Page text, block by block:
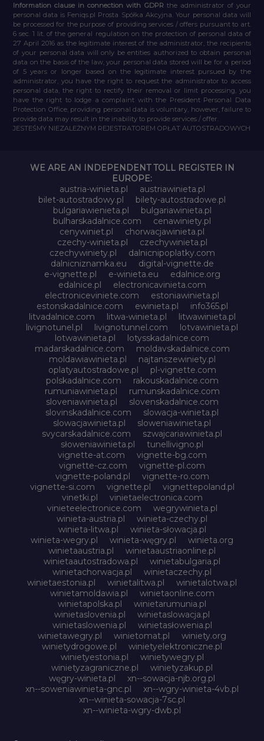
Information clause in connection with GDPR the administrator of your
personal data is Feniqs.pl Prosta Spółka Akcyjna. Your personal data will
be processed for the purpose of providing services / offers pursuant to art.
6 sec. 1 lit. of the general regulation on the protection of personal data of
27 April 2016 as the legitimate interest of the administrator, the recipients
of your personal data will only be entities authorized to obtain personal
data on the basis of the law, your personal data stored will be for a period
of 5 years or longer based on the legitimate interest pursued by the
administrator, you have the right to request the administrator to access
personal data, the right to rectify their removal or limit processing, you
have the right to lodge a complaint with the President Personal Data
Protection Office, providing personal data is voluntary, however, failure to
provide data may result in the inability to provide services / offer.
JESTEŚMY NIEZALEŻNYM REJESTRATOREM OPŁAT AUTOSTRADOWYCH
WE ARE AN INDEPENDENT TOLL REGISTER IN
EUROPE:
austria-winieta.pl
austriawinieta.pl
bilet-autostradowy.pl
bilety-autostradowe.pl
bulgariawienieta.pl
bulgariawinieta.pl
bulharskadalnice.com
cenawiniety.pl
cenywiniet.pl
chorwacjawinieta.pl
czechy-winieta.pl
czechywinieta.pl
czechywiniety.pl
dalnicnipoplatky.com
dalnicniznamka.eu
digital-vignette.de
e-vignette.pl
e-winieta.eu
edalnice.org
edalnice.pl
electronicavinieta.com
electroniceviniete.com
estoniawinieta.pl
estonskadalnice.com
ewinieta.pl
info365.pl
litvadalnice.com
litwa-winieta.pl
litwawinieta.pl
livignotunel.pl
livignotunnel.com
lotvawinieta.pl
lotwawinieta.pl
lotysskadalnice.com
madarskadalnice.com
moldavskadalnice.com
moldawiawinieta.pl
najtanszewiniety.pl
oplatyautostradowe.pl
pl-vignette.com
polskadalnice.com
rakouskadalnice.com
rumuniawinieta.pl
rumunskadalnice.com
sloveniawinieta.pl
slovenskadalnice.com
slovinskadalnice.com
slowacja-winieta.pl
slowacjawinieta.pl
sloweniawinieta.pl
svycarskadalnice.com
szwajcariawinieta.pl
słoweniawinieta.pl
tunellivigno.pl
vignette-at.com
vignette-bg.com
vignette-cz.com
vignette-pl.com
vignette-poland.pl
vignette-ro.com
vignette-si.com
vignette.pl
vignettepoland.pl
vinetki.pl
vinietaelectronica.com
vinieteelectronice.com
wegrywinieta.pl
winieta-austria.pl
winieta-czechy.pl
winieta-litwa.pl
winieta-słowacja.pl
winieta-wegry.pl
winieta-węgry.pl
winieta.org
winietaaustria.pl
winietaaustriaonline.pl
winietaautostradowa.pl
winietabulgaria.pl
winietachorwacja.pl
winietaczechy.pl
winietaestonia.pl
winietalitwa.pl
winietalotwa.pl
winietamoldawia.pl
winietaonline.com
winietapolska.pl
winietarumunia.pl
winietaslovenia.pl
winietaslowacja.pl
winietaslowenia.pl
winietasłowenia.pl
winietawegry.pl
winietomat.pl
winiety.org
winietydrogowe.pl
winietyelektroniczne.pl
winietyestonia.pl
winietywegry.pl
winietyzagraniczne.pl
winietyzakup.pl
węgry-winieta.pl
xn--sowacja-njb.org.pl
xn--soweniawinieta-gnc.pl
xn--wgry-winieta-4vb.pl
xn--winieta-sowacja-7sc.pl
xn--winieta-wgry-dwb.pl